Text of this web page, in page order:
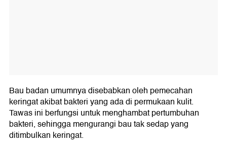
Bau badan umumnya disebabkan oleh pemecahan
keringat akibat bakteri yang ada di permukaan kulit.
Tawas ini berfungsi untuk menghambat pertumbuhan
bakteri, sehingga mengurangi bau tak sedap yang
ditimbulkan keringat.